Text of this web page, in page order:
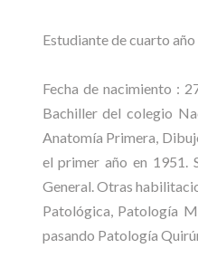
Estudiante de cuarto
Fecha de nacimiento :
Bachiller del colegio
Anatomía Primera,
el primer año en 1951.
General. Otras
Patológica, Patología
pasando Patología